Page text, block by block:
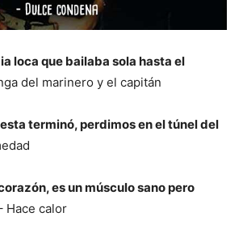
loca que bailaba sola hasta el
del marinero y el capitán
terminó, perdimos en el túnel del
es un músculo sano pero
Hace calor